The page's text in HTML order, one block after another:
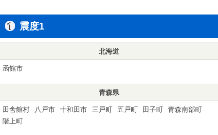
震度1
北海道
函館市
青森県
田舎館村 八戸市 十和田市 三戸町 五戸町 田子町
青森南部町
階上町